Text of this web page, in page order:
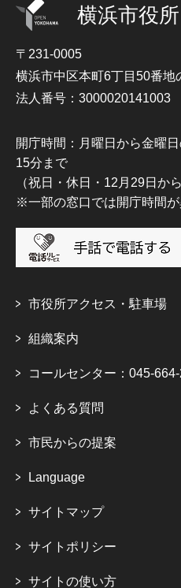
横浜市役所
〒231-0005
横浜市中区本町6丁目50番地
法人番号：3000020141003
開庁時間：月曜日から金曜
15分まで
（祝日・休日・12月29日か
※一部の窓口では開庁時間
市役所アクセス・駐車場
組織案内
コールセンター：045-
よくある質問
市民からの提案
Language
サイトマップ
サイトポリシー
サイトの使い方